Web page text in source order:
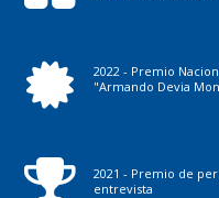
2022 - Premio
"Armando Devia
2021 - Premio de
entrevista